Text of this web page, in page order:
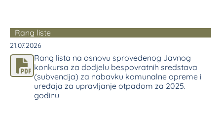
Rang liste
21.07.2026
Rang lista na osnovu sprovedenog Javnog
konkursa za dodjelu bespovratnih sredstava
(subvencija) za nabavku komunalne opreme i
uređaja za upravljanje otpadom za 2025.
godinu